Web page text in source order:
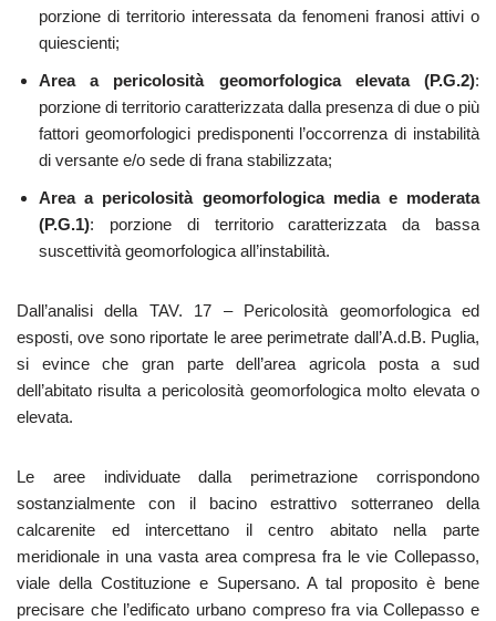
porzione di territorio interessata da fenomeni franosi attivi o
quiescienti;
Area a pericolosità geomorfologica elevata (P.G.2):
porzione di territorio caratterizzata dalla presenza di due o più
fattori geomorfologici predisponenti l’occorrenza di instabilità
di versante e/o sede di frana stabilizzata;
Area a pericolosità geomorfologica media e moderata
(P.G.1): porzione di territorio caratterizzata da bassa
suscettività geomorfologica all’instabilità.
Dall’analisi della TAV. 17 – Pericolosità geomorfologica ed
esposti, ove sono riportate le aree perimetrate dall’A.d.B. Puglia,
si evince che gran parte dell’area agricola posta a sud
dell’abitato risulta a pericolosità geomorfologica molto elevata o
elevata.
Le aree individuate dalla perimetrazione corrispondono
sostanzialmente con il bacino estrattivo sotterraneo della
calcarenite ed intercettano il centro abitato nella parte
meridionale in una vasta area compresa fra le vie Collepasso,
viale della Costituzione e Supersano. A tal proposito è bene
precisare che l’edificato urbano compreso fra via Collepasso e